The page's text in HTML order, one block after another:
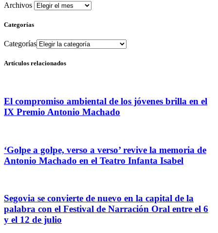
Archivos
Categorías
Categorías
Artículos relacionados
El compromiso ambiental de los jóvenes brilla en el
IX Premio Antonio Machado
‘Golpe a golpe, verso a verso’ revive la memoria de
Antonio Machado en el Teatro Infanta Isabel
Segovia se convierte de nuevo en la capital de la
palabra con el Festival de Narración Oral entre el 6
y el 12 de julio